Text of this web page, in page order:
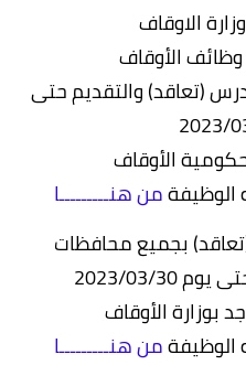
الاوقاف
وظائف الأوقاف
(تعاقد) والتقديم حتى
الأوقاف
الوظيفةمن هنـــــــــا
بجميع محافظات
03/30
الأوقاف
الوظيفةمن هنـــــــــا